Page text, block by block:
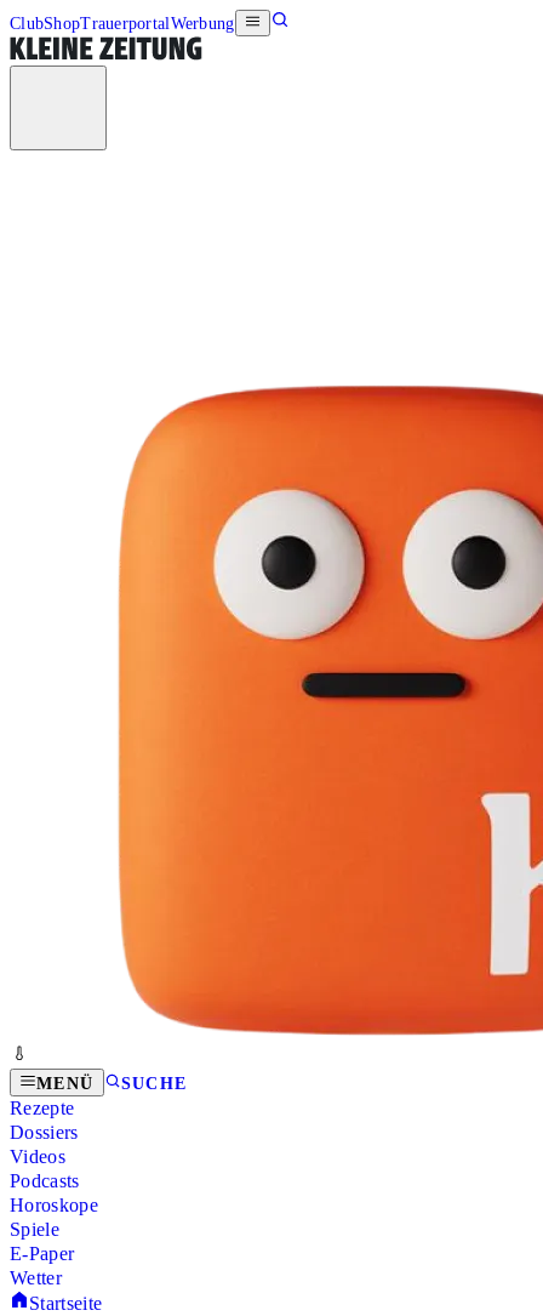
ClubShopTrauerportalWerbung
MENÜ SUCHE
Rezepte
Dossiers
Videos
Podcasts
Horoskope
Spiele
E-Paper
Wetter
Startseite